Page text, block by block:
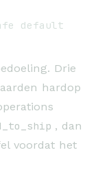
Drie
hardop
, dan
voordat het